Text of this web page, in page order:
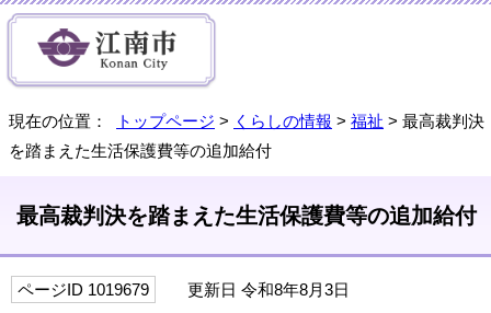
現在の位置： トップページ > くらしの情報 > 福祉 > 最高裁判決
を踏まえた生活保護費等の追加給付
最高裁判決を踏まえた生活保護費等の追加給付
ページID 1019679 更新日 令和8年8月3日